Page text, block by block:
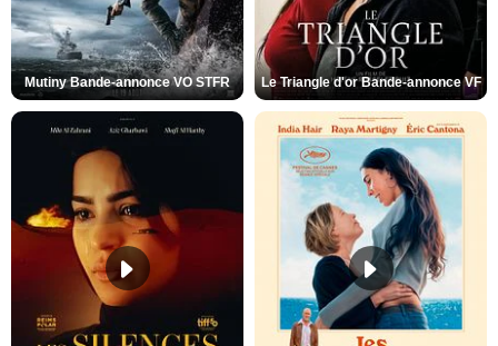
Mutiny Bande-annonce VO STFR Le Triangle d'or Bande-annonce VF